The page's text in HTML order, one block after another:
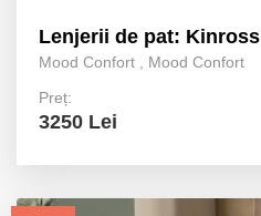
Lenjerii de pat: Kinross
Mood Confort , Mood Confort
Preț:
3250 Lei